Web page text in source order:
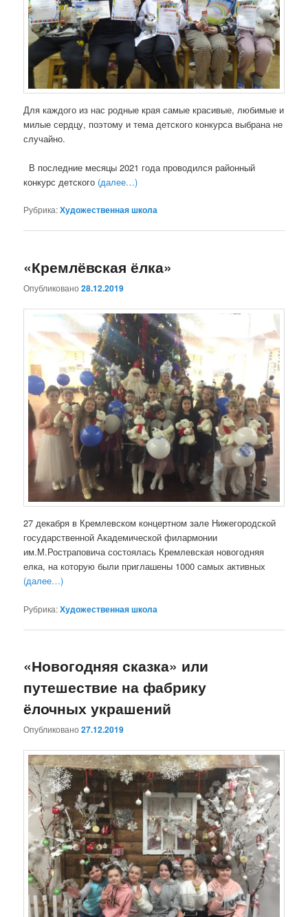
Для каждого из нас родные края самые красивые, любимые и
милые сердцу, поэтому и тема детского конкурса выбрана не
случайно.
В последние месяцы 2021 года проводился районный
конкурс детского (далее…)
Рубрика:Художественная школа
«Кремлёвская ёлка»
Опубликовано28.12.2019
27 декабря в Кремлевском концертном зале Нижегородской
государственной Академической филармонии
им.М.Ростраповича состоялась Кремлевская новогодняя
елка, на которую были приглашены 1000 самых активных
(далее…)
Рубрика:Художественная школа
«Новогодняя сказка» или
путешествие на фабрику
ёлочных украшений
Опубликовано27.12.2019